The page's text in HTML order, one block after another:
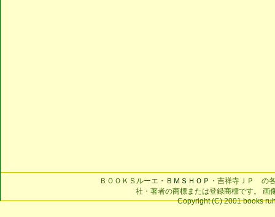
ＢＯＯＫＳルーエ・ ＢＭＳＨＯＰ ・吉祥寺ＪＰ の
社・著者の商標または登録商標です。 画
Copyright (C) 2001 books